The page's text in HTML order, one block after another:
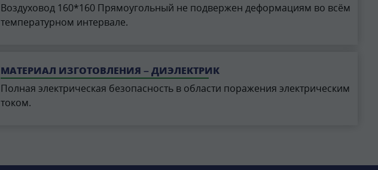
Воздуховод 160*160 Прямоугольный не подвержен деформациям во всём
температурном интервале.
МАТЕРИАЛ ИЗГОТОВЛЕНИЯ – ДИЭЛЕКТРИК
Полная электрическая безопасность в области поражения электрическим
током.